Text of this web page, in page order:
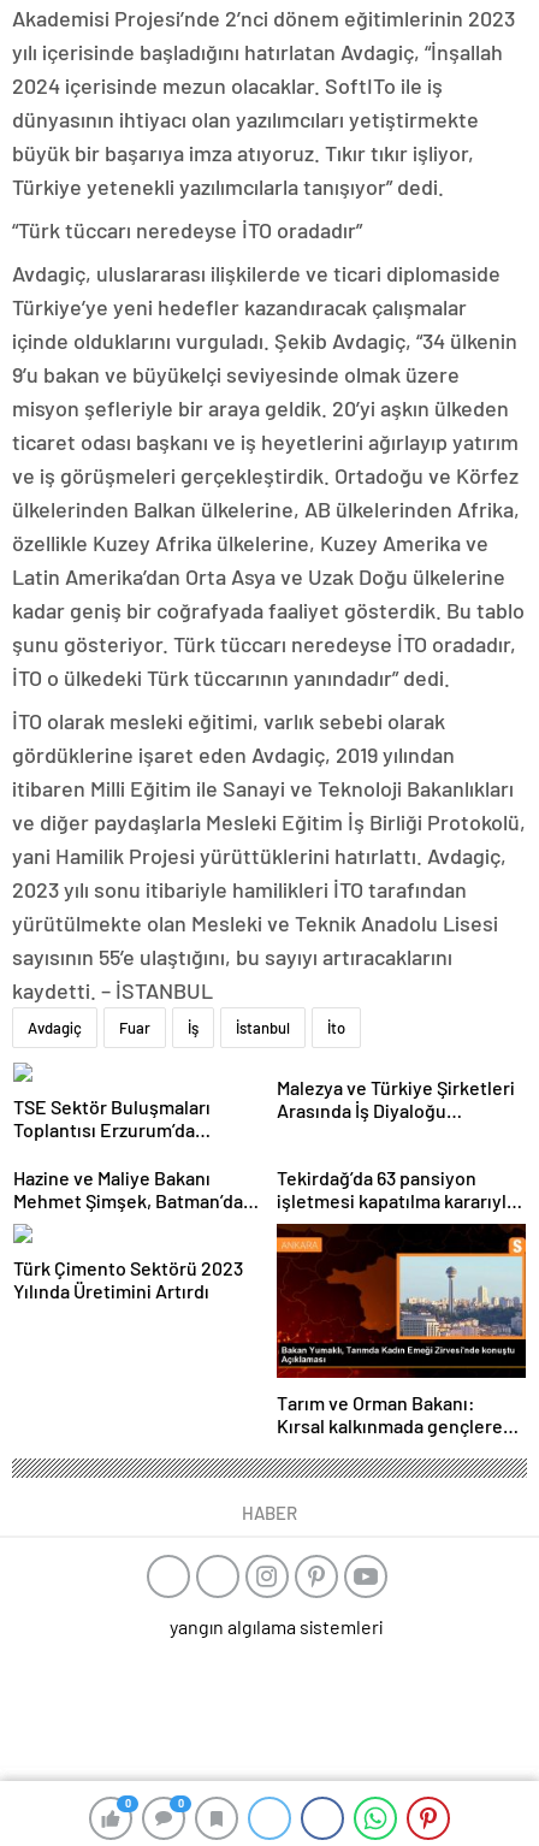
0 0
0 0
Akademisi Projesi’nde 2’nci dönem eğitimlerinin 2023
yılı içerisinde başladığını hatırlatan Avdagiç, “İnşallah
2024 içerisinde mezun olacaklar. SoftITo ile iş
dünyasının ihtiyacı olan yazılımcıları yetiştirmekte
büyük bir başarıya imza atıyoruz. Tıkır tıkır işliyor,
Türkiye yetenekli yazılımcılarla tanışıyor” dedi.
“Türk tüccarı neredeyse İTO oradadır”
Avdagiç, uluslararası ilişkilerde ve ticari diplomaside
Türkiye’ye yeni hedefler kazandıracak çalışmalar
içinde olduklarını vurguladı. Şekib Avdagiç, “34 ülkenin
9’u bakan ve büyükelçi seviyesinde olmak üzere
misyon şefleriyle bir araya geldik. 20’yi aşkın ülkeden
ticaret odası başkanı ve iş heyetlerini ağırlayıp yatırım
ve iş görüşmeleri gerçekleştirdik. Ortadoğu ve Körfez
ülkelerinden Balkan ülkelerine, AB ülkelerinden Afrika,
özellikle Kuzey Afrika ülkelerine, Kuzey Amerika ve
Latin Amerika’dan Orta Asya ve Uzak Doğu ülkelerine
kadar geniş bir coğrafyada faaliyet gösterdik. Bu tablo
şunu gösteriyor. Türk tüccarı neredeyse İTO oradadır,
İTO o ülkedeki Türk tüccarının yanındadır” dedi.
İTO olarak mesleki eğitimi, varlık sebebi olarak
gördüklerine işaret eden Avdagiç, 2019 yılından
itibaren Milli Eğitim ile Sanayi ve Teknoloji Bakanlıkları
ve diğer paydaşlarla Mesleki Eğitim İş Birliği Protokolü,
yani Hamilik Projesi yürüttüklerini hatırlattı. Avdagiç,
2023 yılı sonu itibariyle hamilikleri İTO tarafından
yürütülmekte olan Mesleki ve Teknik Anadolu Lisesi
sayısının 55’e ulaştığını, bu sayıyı artıracaklarını
kaydetti. – İSTANBUL
Avdagiç Fuar İş İstanbul İto
TSE Sektör Buluşmaları
Toplantısı Erzurum’da
Malezya ve Türkiye Şirketleri
Arasında İş Diyaloğu
Hazine ve Maliye Bakanı
Mehmet Şimşek, Batman’da
medikal malzeme üretimi
yapacak bir fabrikanın
açılışını gerçekleştirdi
Tekirdağ’da 63 pansiyon
işletmesi kapatılma kararıyla
karşı karşıya
Türk Çimento Sektörü 2023
Yılında Üretimini Artırdı
Tarım ve Orman Bakanı:
Kırsal kalkınmada gençlere
yapıyoruz
HABER
yangın algılama sistemleri